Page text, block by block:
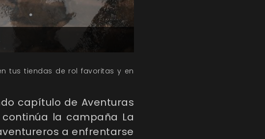
tus tiendas de rol favoritas y en
capítulo de Aventuras
la campaña La
a enfrentarse